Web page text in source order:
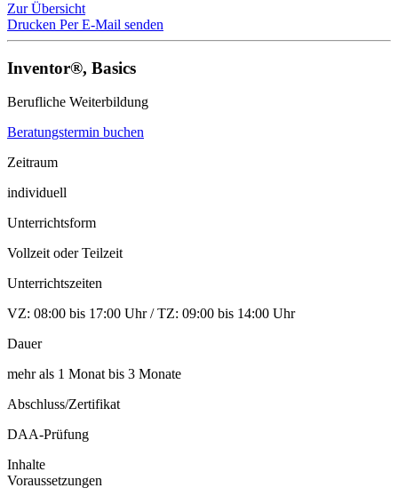
Zur Übersicht
Drucken Per E-Mail senden
Inventor®, Basics
Berufliche Weiterbildung
Beratungstermin buchen
Zeitraum
individuell
Unterrichtsform
Vollzeit oder Teilzeit
Unterrichtszeiten
VZ: 08:00 bis 17:00 Uhr / TZ: 09:00 bis 14:00 Uhr
Dauer
mehr als 1 Monat bis 3 Monate
Abschluss/Zertifikat
DAA-Prüfung
Inhalte
Voraussetzungen